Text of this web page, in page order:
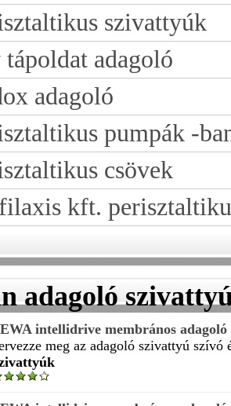
szivattyúk
adagoló
adagoló
pumpák -
csövek
kft.
adagoló
intellidrive membrános
meg az adagoló szivattyú szívó